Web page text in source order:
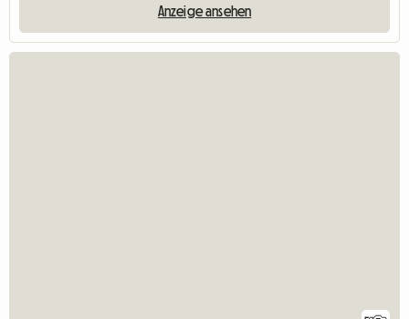
Anzeige ansehen